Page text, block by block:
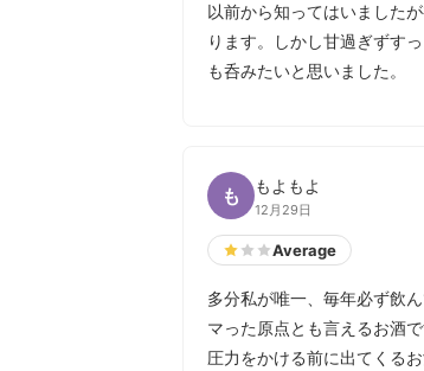
以前から知ってはいました
ります。しかし甘過ぎずす
も呑みたいと思いました。
も もよもよ
12月29日
Average
多分私が唯一、毎年必ず飲
マった原点とも言えるお酒
圧力をかける前に出てくる